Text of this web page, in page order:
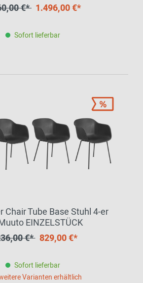
€* 1.496,00 €*
Sofort lieferbar
Chair Tube Base Stuhl 4-er
EINZELSTÜCK
€*829,00 €*
Sofort lieferbar
Varianten erhältlich